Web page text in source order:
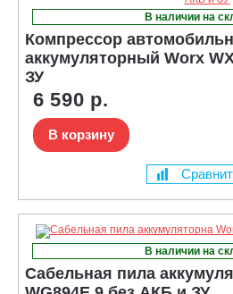
В наличии на
Компрессор
аккумуляторный Worx
ЗУ
6 590 р.
В корзину
В наличии на
Сабельная пила